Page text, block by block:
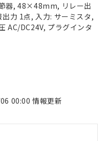
器, 48×48mm, リレー出
出力 1点, 入力: サーミスタ,
AC/DC24V, プラグインタ
00:00 情報更新